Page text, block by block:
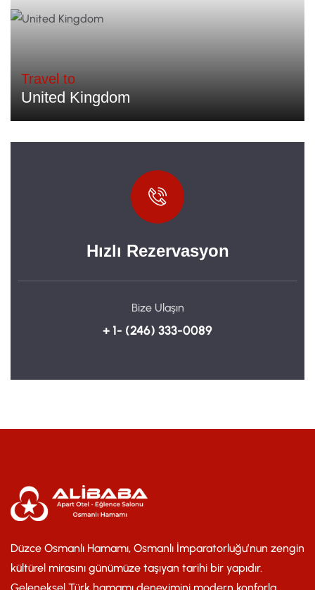
Travel to
United Kingdom
Hızlı Rezervasyon
Bize Ulaşın
+ 1- (246) 333-0089
Düzce Osmanlı Hamamı, Osmanlı İmparatorluğu’nun zengin
kültürel mirasını günümüze taşıyan tarihi bir yapıdır.